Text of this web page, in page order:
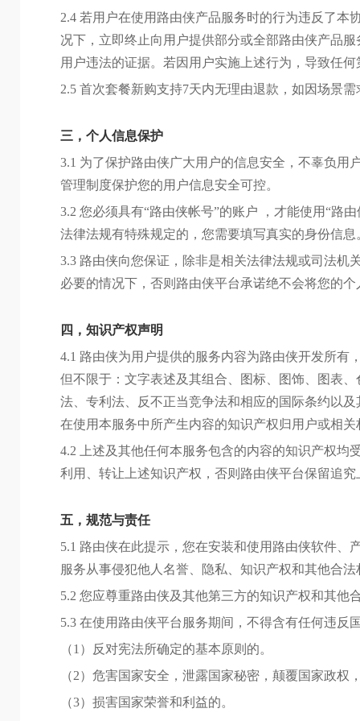
2.4 若用户在使用路由侠产品服务时的行为违反了
况下，立即终止向用户提供部分或全部路由侠产品
用户违法的证据。若因用户实施上述行为，导致任
2.5 首次套餐新购支持7天内无理由退款，如因场景
三，个人信息保护
3.1 为了保护路由侠广大用户的信息安全，不辜负
管理制度保护您的用户信息安全可控。
3.2 您必须具有“路由侠帐号”的账户 ，才能使用“路
法律法规有特殊规定的，您需要填写真实的身份信
3.3 路由侠向您保证，除非是相关法律法规或司法
必要的情况下，否则路由侠平台承诺绝不会将您的
四，知识产权声明
4.1 路由侠为用户提供的服务内容为路由侠开发所
但不限于：文字表述及其组合、图标、图饰、图表
法、专利法、反不正当竞争法和相应的国际条约以
在使用本服务中所产生内容的知识产权归用户或相关
4.2 上述及其他任何本服务包含的内容的知识产权
利用、转让上述知识产权，否则路由侠平台保留追
五，规范与责任
5.1 路由侠在此提示，您在安装和使用路由侠软件
服务从事侵犯他人名誉、隐私、知识产权和其他合
5.2 您应尊重路由侠及其他第三方的知识产权和其
5.3 在使用路由侠平台服务期间，不得含有任何违
（1）反对宪法所确定的基本原则的。
（2）危害国家安全，泄露国家秘密，颠覆国家政权
（3）损害国家荣誉和利益的。